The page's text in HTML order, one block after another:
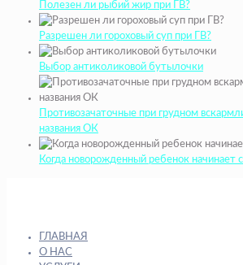
Полезен ли рыбий жир при ГВ?
Разрешен ли гороховый суп при ГВ?
Выбор антиколиковой бутылочки
Противозачаточные при грудном
названия ОК
Когда новорожденный ребенок начинает
ГЛАВНАЯ
О НАС